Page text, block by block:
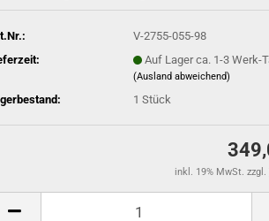
V-2755-055-98
Auf Lager ca. 1-3 Werk-
(Ausland abweichend)
1 Stück
inkl. 19% MwSt. zzgl.